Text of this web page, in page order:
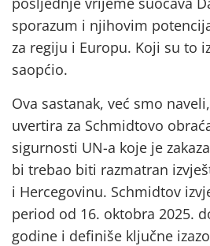
sporazum i njihovim
za regiju i Europu. Koji su to
saopćio.
Ova sastanak, već smo
uvertira za Schmidtovo
sigurnosti UN-a koje je
bi trebao biti razmatran
i Hercegovinu. Schmidtov
period od 16. oktobra 2025.
godine i definiše ključne